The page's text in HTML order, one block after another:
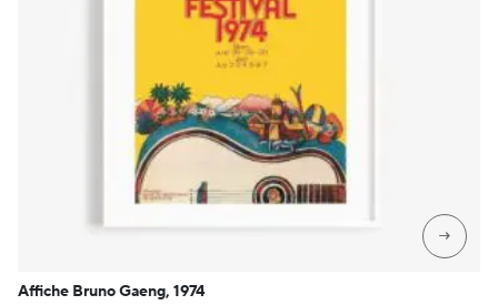
→
Affiche Bruno Gaeng, 1974